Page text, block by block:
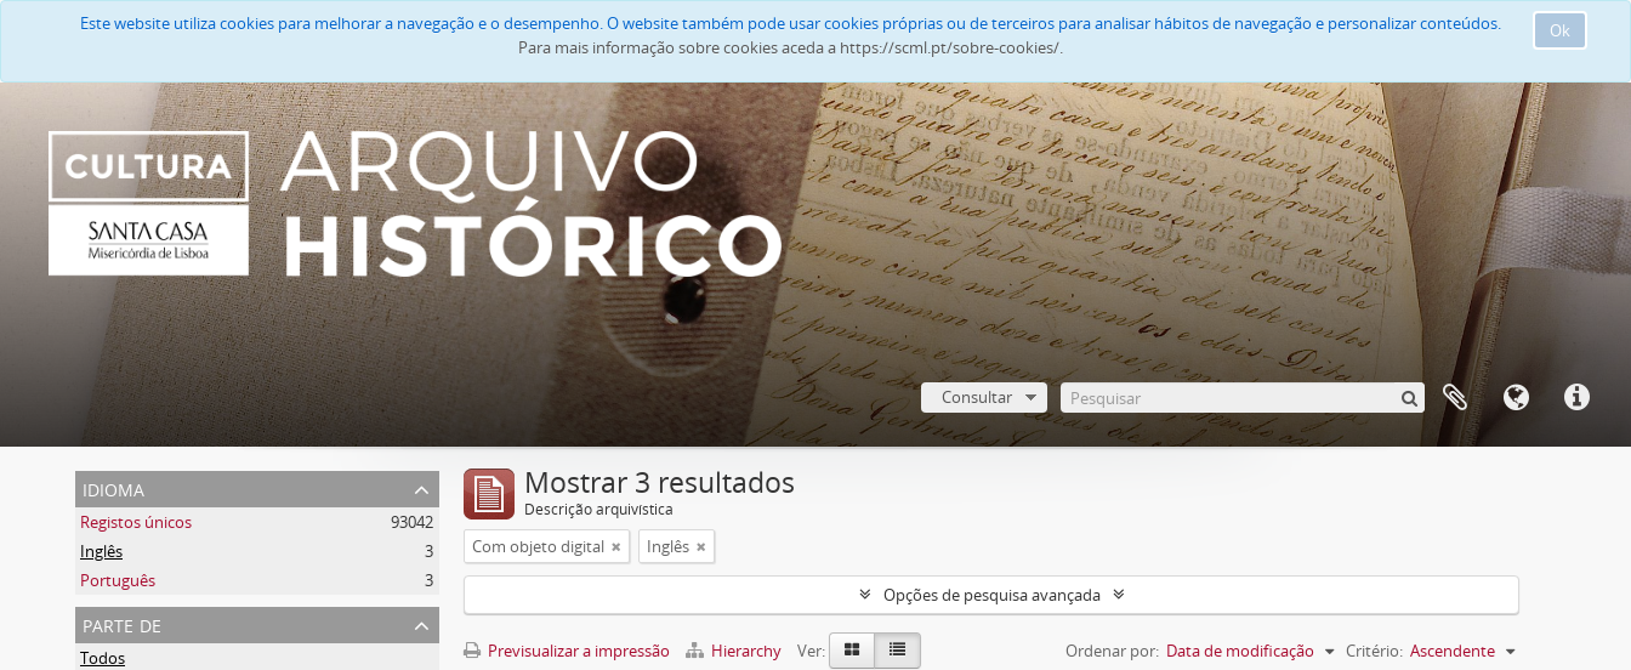
Ok
Este website utiliza cookies para melhorar a navegação e o desempenho. O website também pode usar cookies próprias ou de terceiros para analisar hábitos de navegação e personalizar conteúdos.
Para mais informação sobre cookies aceda a https://scml.pt/sobre-cookies/.
Consultar
idioma
Registos únicos
93042
Inglês
3
Português
3
parte de
Todos
Mostrar 3 resultados
Descrição arquivística
Com objeto digital Inglês
Opções de pesquisa avançada
Previsualizar a impressão Hierarchy Ver: Ordenar por: Data de modificação Critério: Ascendente